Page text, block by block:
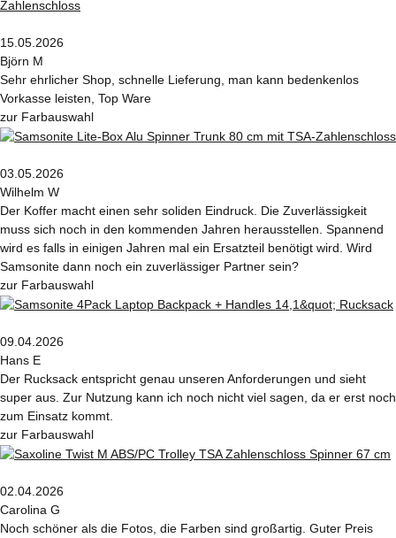
15.05.2026
Björn M
Sehr ehrlicher Shop, schnelle Lieferung, man kann bedenkenlos
Vorkasse leisten, Top Ware
zur Farbauswahl
03.05.2026
Wilhelm W
Der Koffer macht einen sehr soliden Eindruck. Die Zuverlässigkeit
muss sich noch in den kommenden Jahren herausstellen. Spannend
wird es falls in einigen Jahren mal ein Ersatzteil benötigt wird. Wird
Samsonite dann noch ein zuverlässiger Partner sein?
zur Farbauswahl
09.04.2026
Hans E
Der Rucksack entspricht genau unseren Anforderungen und sieht
super aus. Zur Nutzung kann ich noch nicht viel sagen, da er erst noch
zum Einsatz kommt.
zur Farbauswahl
02.04.2026
Carolina G
Noch schöner als die Fotos, die Farben sind großartig. Guter Preis